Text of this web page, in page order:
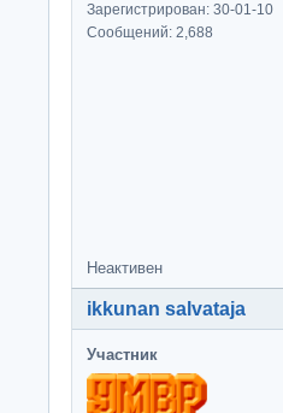
Зарегистрирован: 30-01-10
Сообщений: 2,688
Неактивен
ikkunan salvataja
Участник